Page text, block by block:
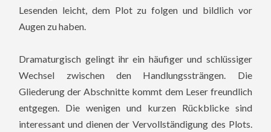
Lesenden leicht, dem Plot zu folgen und bildlich vor
Augen zu haben.
Dramaturgisch gelingt ihr ein häufiger und schlüssiger
Wechsel zwischen den Handlungssträngen. Die
Gliederung der Abschnitte kommt dem Leser freundlich
entgegen. Die wenigen und kurzen Rückblicke sind
interessant und dienen der Vervollständigung des Plots.